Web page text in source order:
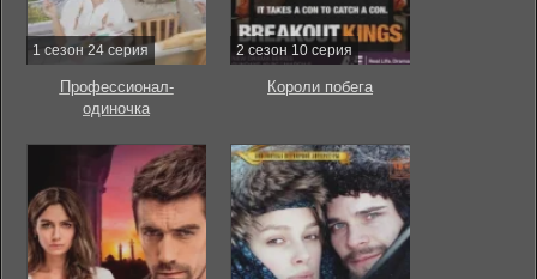
1 сезон 24 серия
Профессионал-
одиночка
2 сезон 10 серия
Короли побега